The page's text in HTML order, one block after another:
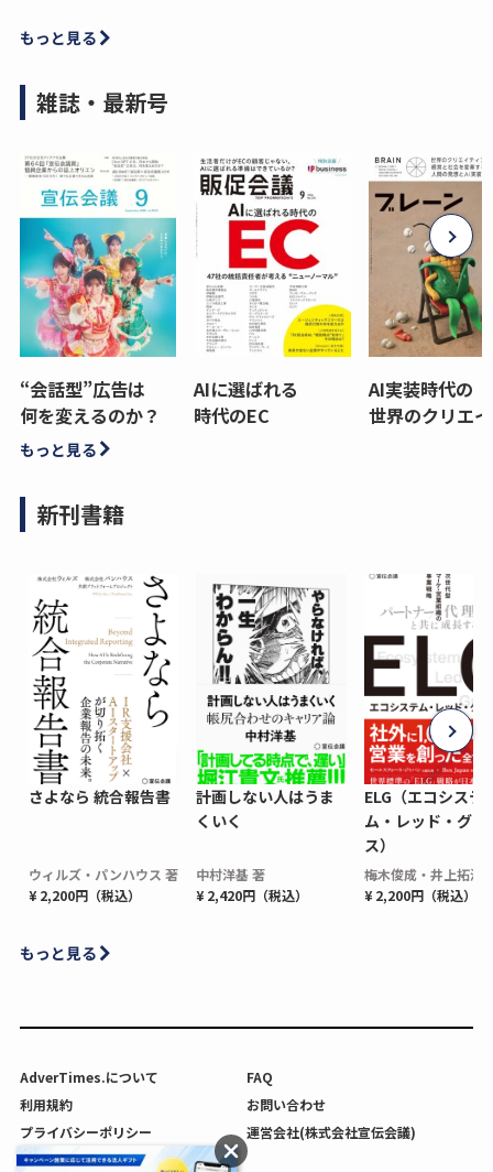
もっと見る
雑誌・最新号
“会話型”広告は
何を変えるのか？
AIに選ばれる
時代のEC
AI実装時代の
世界のクリエ
もっと見る
新刊書籍
さよなら 統合報告書
ウィルズ・パンハウス 著
¥ 2,200円（税込）
計画しない人はうま
くいく
中村洋基 著
¥ 2,420円（税込）
ELG（エコシステ
ム・レッド・グロ
ス）
梅木俊成・井上拓海
¥ 2,200円（税込）
もっと見る
AdverTimes.について
FAQ
利用規約
お問い合わせ
プライバシーポリシー
運営会社(株式会社宣伝会議)
利用者情報の外部送信について